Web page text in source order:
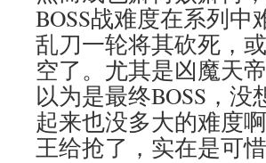
BOSS战难度在系列
乱刀一轮将其砍死，
空了。尤其是凶魔天
以为是最终BOSS，
起来也没多大的难度
王给抢了，实在是可惜